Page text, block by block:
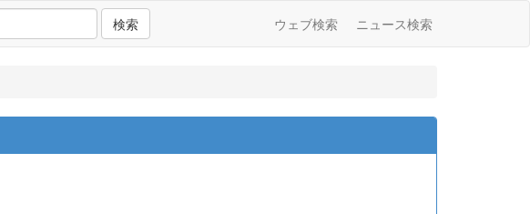
検索 ウェブ検索 ニュース検索